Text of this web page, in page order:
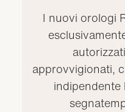
I nuovi orologi
approvvigionati,
indipendente